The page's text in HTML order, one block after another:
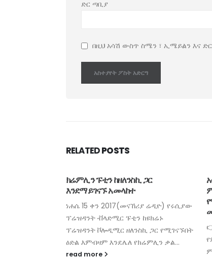
ድር ጣቢያ
በዚህ አሳሽ ውስጥ ስሜን ፣ ኢሜይልን እና
RELATEDPOSTS
አሳሳች ወይም እውነትነታቸው ያልተረጋገጡ
ምስሎችን ወይም ቪድዮዎችን ለማጣራት
የሚጠቅሙ መሳሪያዎች እና የማረጋገጫ
መንገዶች
👉Google Reverse Image Search ይህ
የምረጃ ማጣሪያ በፎቶሾፕ ተመሳስለው የተሰሩ
ምስሎችንና ከዚህ ቀደም በማህበራዊ ሚዲያ